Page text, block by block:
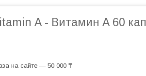
А - Витамин А 60 кап
на сайте — 50 000 ₸